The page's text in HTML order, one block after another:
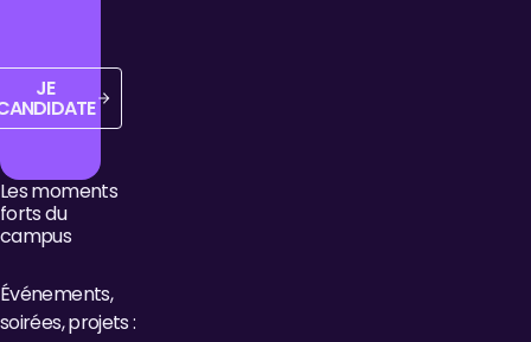
Je candidate
JE
Les moments
forts du
campus
Événements,
soirées, projets :